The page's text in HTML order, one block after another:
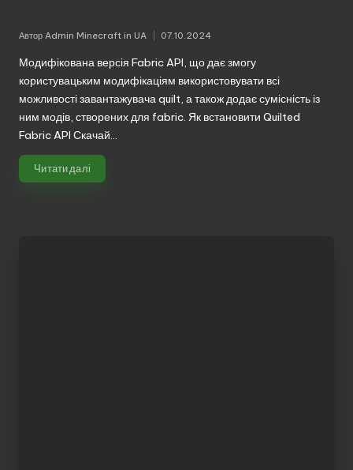
Опубліковано
Автор Admin Minecraft in UA 07.10.2024
Модифікована версія Fabric API, що дає змогу
користувацьким модифікаціям використовувати всі
можливості завантажувача quilt, а також додає сумісність із
ним модів, створених для fabric. Як встановити Quilted
Fabric API Скачай…
Читати далі